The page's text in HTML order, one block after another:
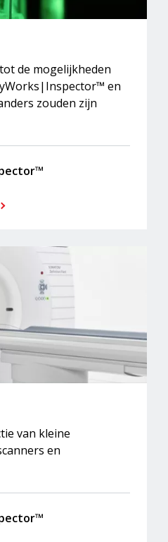
de mogelijkheden
en
zouden zijn
van kleine
en